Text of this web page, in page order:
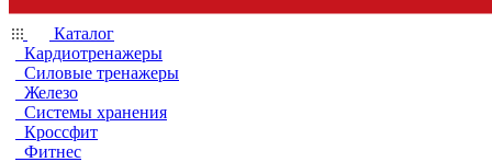
Каталог
Кардиотренажеры
Силовые тренажеры
Железо
Системы хранения
Кроссфит
Фитнес